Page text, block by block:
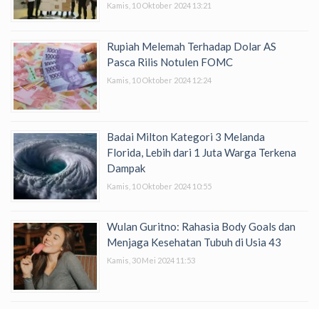
Kamis, 10 Oktober 2024 13:21
Rupiah Melemah Terhadap Dolar AS
Pasca Rilis Notulen FOMC
Kamis, 10 Oktober 2024 12:24
Badai Milton Kategori 3 Melanda
Florida, Lebih dari 1 Juta Warga Terkena
Dampak
Kamis, 10 Oktober 2024 10:55
Wulan Guritno: Rahasia Body Goals dan
Menjaga Kesehatan Tubuh di Usia 43
Kamis, 30 Mei 2024 11:53